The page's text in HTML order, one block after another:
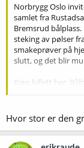
Norbrygg Oslo
samlet fra
Bremsrud
steking av pølser
smakeprøver på
slutt, og det blir
Kjøp billett her:
norsk
Hvor stor er den